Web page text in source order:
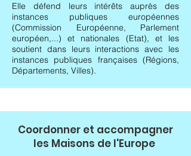
Elle défend leurs intérêts auprès des
instances publiques européennes
(Commission Européenne, Parlement
européen,...) et nationales (Etat), et les
soutient dans leurs interactions avec les
instances publiques françaises (Régions,
Départements, Villes).
Coordonner et accompagner
les Maisons de l'Europe